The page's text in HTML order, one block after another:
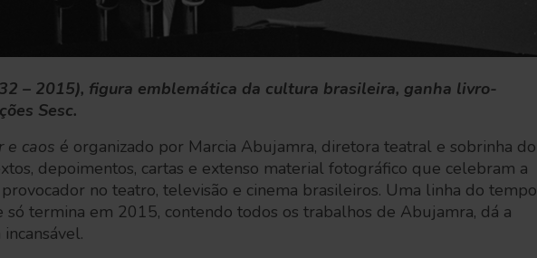
– 2015), figura emblemática da cultura brasileira, ganha livro-
Sesc.
e caos é organizado por Marcia Abujamra, diretora teatral e sobrinha do
depoimentos, cartas e extenso material fotográfico que celebram a
no teatro, televisão e cinema brasileiros. Uma linha do tempo
termina em 2015, contendo todos os trabalhos de Abujamra, dá a